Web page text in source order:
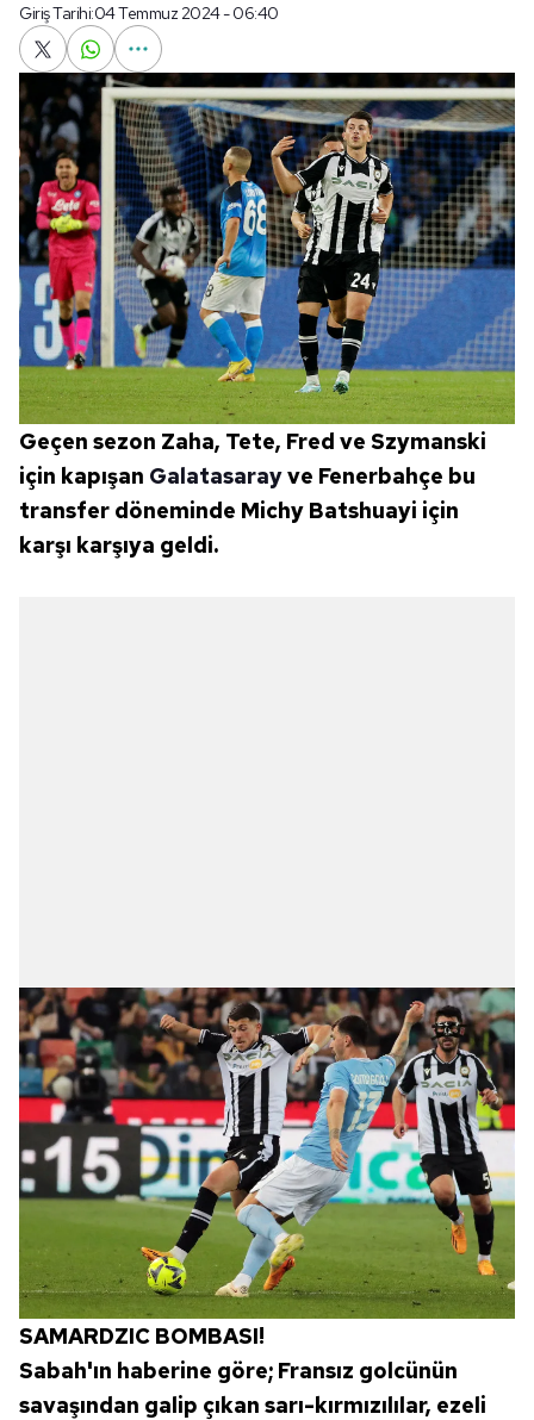
Giriş Tarihi:04 Temmuz 2024 - 06:40
Geçen sezon Zaha, Tete, Fred ve Szymanski
için kapışan Galatasarayve Fenerbahçe bu
transfer döneminde Michy Batshuayi için
karşı karşıya geldi.
SAMARDZIC BOMBASI!
Sabah'ın haberine göre; Fransız golcünün
savaşından galip çıkan sarı-kırmızılılar, ezeli